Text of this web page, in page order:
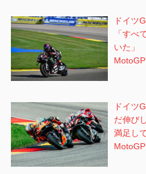
ドイツ
「すべ
いた」
MotoGP
ドイツ
だ伸び
満足し
MotoGP